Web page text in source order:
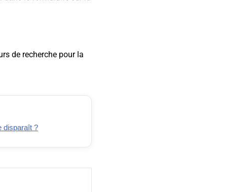
de recherche pour la
disparaît ?